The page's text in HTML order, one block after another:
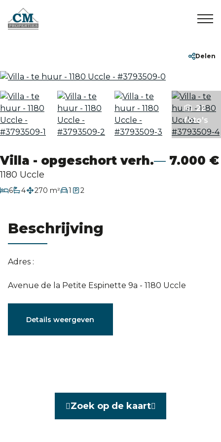
Te koop
Te huur
Over ons
Evaluatie
Villa - opgeschort verh. 7.000 €
1180 Uccle
6slaapkamers
4
badkamers
270 m² 1 2
Delen
22
foto's
Beschrijving
Adres :
Avenue de la Petite Espinette 9a - 1180 Uccle
Karakteristieken
Details weergeven
Zoek op de kaart